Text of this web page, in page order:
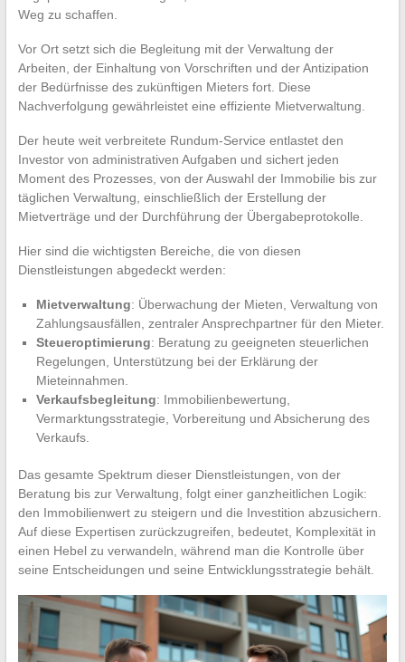
Weg zu schaffen.
Vor Ort setzt sich die Begleitung mit der Verwaltung der
Arbeiten, der Einhaltung von Vorschriften und der Antizipation
der Bedürfnisse des zukünftigen Mieters fort. Diese
Nachverfolgung gewährleistet eine effiziente Mietverwaltung.
Der heute weit verbreitete Rundum-Service entlastet den
Investor von administrativen Aufgaben und sichert jeden
Moment des Prozesses, von der Auswahl der Immobilie bis zur
täglichen Verwaltung, einschließlich der Erstellung der
Mietverträge und der Durchführung der Übergabeprotokolle.
Hier sind die wichtigsten Bereiche, die von diesen
Dienstleistungen abgedeckt werden:
Mietverwaltung: Überwachung der Mieten, Verwaltung von
Zahlungsausfällen, zentraler Ansprechpartner für den Mieter.
Steueroptimierung: Beratung zu geeigneten steuerlichen
Regelungen, Unterstützung bei der Erklärung der
Mieteinnahmen.
Verkaufsbegleitung: Immobilienbewertung,
Vermarktungsstrategie, Vorbereitung und Absicherung des
Verkaufs.
Das gesamte Spektrum dieser Dienstleistungen, von der
Beratung bis zur Verwaltung, folgt einer ganzheitlichen Logik:
den Immobilienwert zu steigern und die Investition abzusichern.
Auf diese Expertisen zurückzugreifen, bedeutet, Komplexität in
einen Hebel zu verwandeln, während man die Kontrolle über
seine Entscheidungen und seine Entwicklungsstrategie behält.